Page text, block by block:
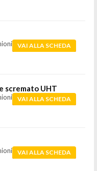
VAI ALLA SCHEDA
scremato UHT
VAI ALLA SCHEDA
VAI ALLA SCHEDA